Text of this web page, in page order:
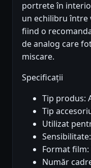
portrete în
un echilibru între
fiind o
de analog care
miscare.
Specificații
Tip produs:
Tip
Utilizat
Format film:
Număr